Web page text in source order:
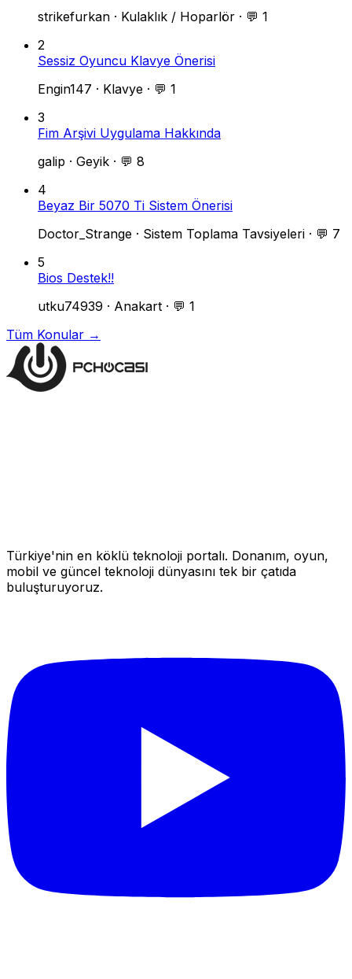
strikefurkan · Kulaklık / Hoparlör · 💬 1
2
Sessiz Oyuncu Klavye Önerisi
Engin147 · Klavye · 💬 1
3
Fim Arşivi Uygulama Hakkında
galip · Geyik · 💬 8
4
Beyaz Bir 5070 Ti Sistem Önerisi
Doctor_Strange · Sistem Toplama Tavsiyeleri · 💬 7
5
Bios Destek!!
utku74939 · Anakart · 💬 1
Tüm Konular →
Türkiye'nin en köklü teknoloji portalı. Donanım, oyun,
mobil ve güncel teknoloji dünyasını tek bir çatıda
buluşturuyoruz.